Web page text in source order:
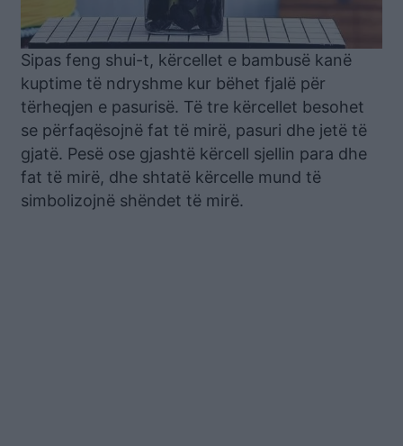
Sipas feng shui-t, kërcellet e bambusë kanë
kuptime të ndryshme kur bëhet fjalë për
tërheqjen e pasurisë. Të tre kërcellet besohet
se përfaqësojnë fat të mirë, pasuri dhe jetë të
gjatë. Pesë ose gjashtë kërcell sjellin para dhe
fat të mirë, dhe shtatë kërcelle mund të
simbolizojnë shëndet të mirë.